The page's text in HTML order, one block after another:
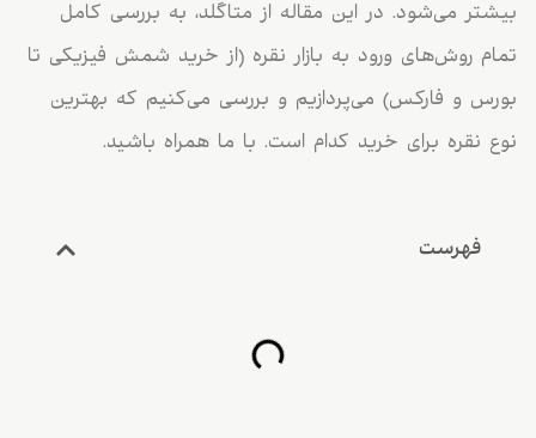
بیشتر می‌شود. در این مقاله از متاگلد، به بررسی کامل
تمام روش‌های ورود به بازار نقره (از خرید شمش فیزیکی تا
بورس و فارکس) می‌پردازیم و بررسی می‌کنیم که بهترین
نوع نقره برای خرید کدام است. با ما همراه باشید.
فهرست